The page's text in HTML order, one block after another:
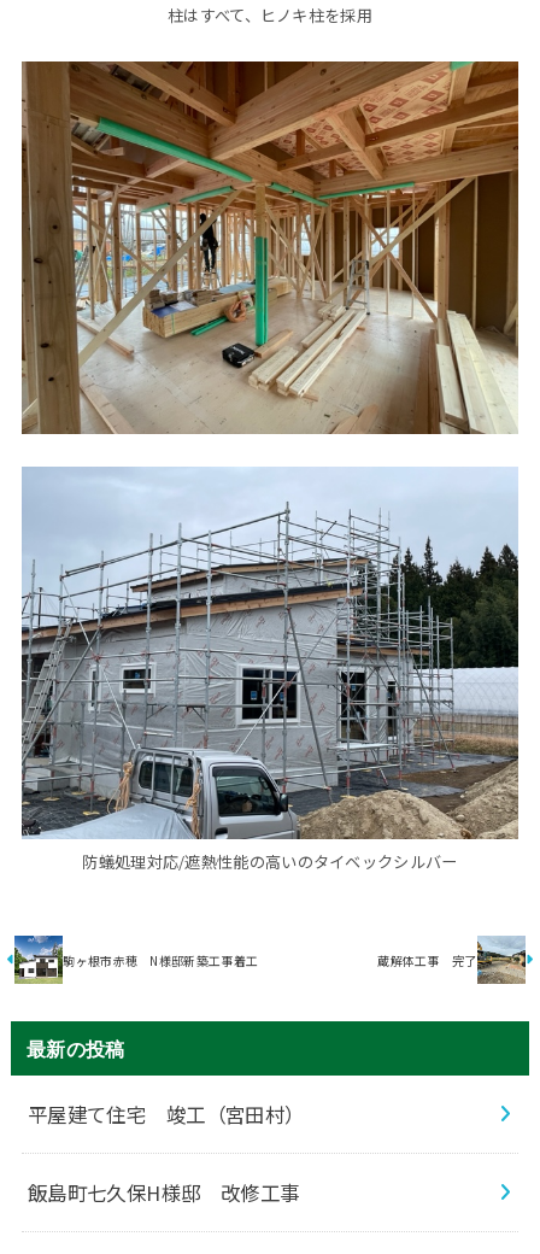
柱はすべて、ヒノキ柱を採用
防蟻処理対応/遮熱性能の高いのタイベックシルバー
駒ヶ根市赤穂 N様邸新築工事着工 蔵解体工事 完了
最新の投稿
平屋建て住宅 竣工（宮田村）
飯島町七久保H様邸 改修工事